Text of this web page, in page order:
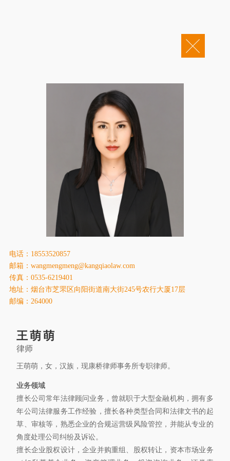
康桥人员
新闻动态
康桥党建
业务领域
社会责任
康桥法治研究院
电话：18553520857
邮箱：wangmengmeng@kangqiaolaw.com
传真：0535-6219401
地址：烟台市芝罘区向阳街道南大街245号农行大厦17层
邮编：264000
王萌萌
律师
王萌萌，女，汉族，现康桥律师事务所专职律师。
业务领域
擅长公司常年法律顾问业务，曾就职于大型金融机构，拥有多
年公司法律服务工作经验，擅长各种类型合同和法律文书的起
草、审核等，熟悉企业的合规运营级风险管控，并能从专业的
角度处理公司纠纷及诉讼。
擅长企业股权设计，企业并购重组、股权转让，资本市场业务
Copyright © 2011-2026 康桥律师事务所